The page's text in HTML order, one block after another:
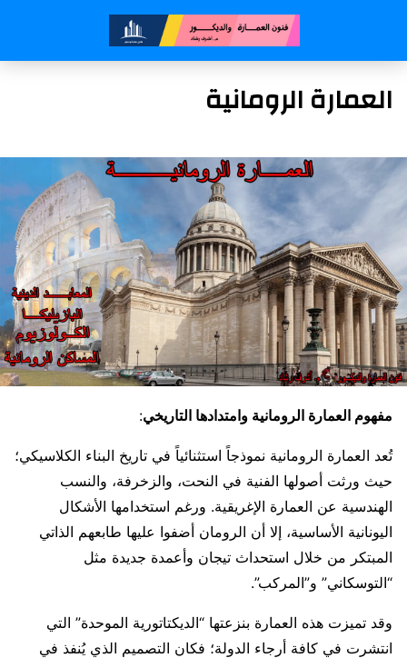
العمارة الرومانية
مفهوم العمارة الرومانية وامتدادها التاريخي:
تُعد العمارة الرومانية نموذجاً استثنائياً في تاريخ البناء الكلاسيكي؛
حيث ورثت أصولها الفنية في النحت، والزخرفة، والنسب
الهندسية عن العمارة الإغريقية. ورغم استخدامها الأشكال
اليونانية الأساسية، إلا أن الرومان أضفوا عليها طابعهم الذاتي
المبتكر من خلال استحداث تيجان وأعمدة جديدة مثل
“التوسكاني” و”المركب”.
وقد تميزت هذه العمارة بنزعتها “الديكتاتورية الموحدة” التي
انتشرت في كافة أرجاء الدولة؛ فكان التصميم الذي يُنفذ في